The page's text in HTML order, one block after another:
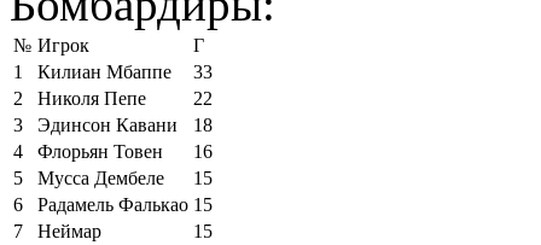
№ Игрок
Г
1
Килиан Мбаппе
33
2
Николя Пепе
22
3
Эдинсон Кавани
18
4
Флорьян Товен
16
5
Мусса Дембеле
15
6
Радамель Фалькао 15
7
Неймар
15